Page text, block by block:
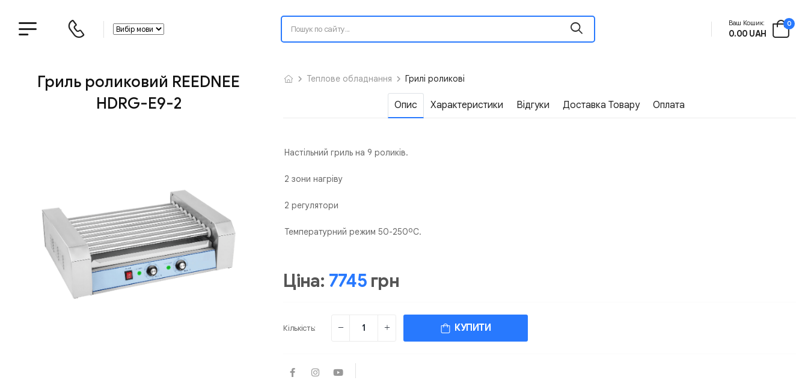
Ваш Кошик:
0.00 UAH
0
Гриль роликовий REEDNEE
HDRG-E9-2
Теплове обладнання Грилі роликові
Опис Характеристики Відгуки Доставка Товару Оплата
Настільний гриль на 9 роликів.
2 зони нагріву
2 регулятори
Температурний режим 50-250ºС.
Ціна: 7745грн
Кількість: КУПИТИ